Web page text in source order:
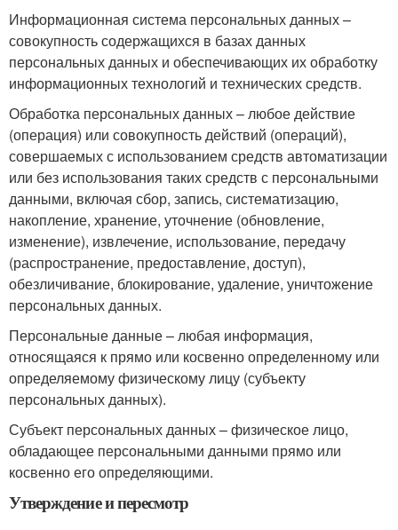
Информационная система персональных данных –
совокупность содержащихся в базах данных
персональных данных и обеспечивающих их обработку
информационных технологий и технических средств.
Обработка персональных данных – любое действие
(операция) или совокупность действий (операций),
совершаемых с использованием средств автоматизации
или без использования таких средств с персональными
данными, включая сбор, запись, систематизацию,
накопление, хранение, уточнение (обновление,
изменение), извлечение, использование, передачу
(распространение, предоставление, доступ),
обезличивание, блокирование, удаление, уничтожение
персональных данных.
Персональные данные – любая информация,
относящаяся к прямо или косвенно определенному или
определяемому физическому лицу (субъекту
персональных данных).
Субъект персональных данных – физическое лицо,
обладающее персональными данными прямо или
косвенно его определяющими.
Утверждение и пересмотр